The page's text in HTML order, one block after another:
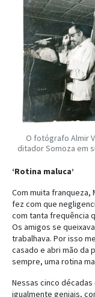
O fotógrafo Almir
ditador Somoza em
‘Rotina maluca’
Com muita franqueza,
fez com que
com tanta frequência
Os amigos se
trabalhava. Por isso
casado e abri mão da
sempre, uma rotina
Nessas cinco
igualmente geniais,